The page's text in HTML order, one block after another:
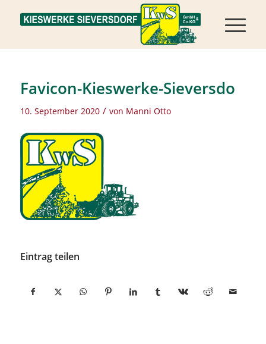
Favicon-Kieswerke-Sieversdo
10. September 2020 / von Manni Otto
Eintrag teilen